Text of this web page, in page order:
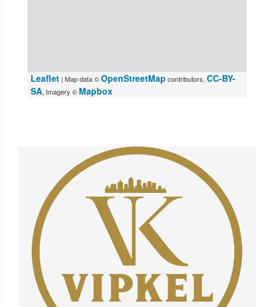
Leaflet | Map data ©OpenStreetMap contributors, CC-BY-
SA, Imagery © Mapbox